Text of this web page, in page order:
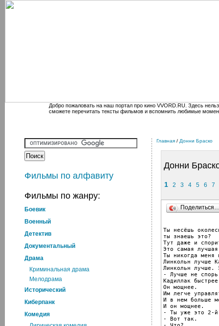
Добро пожаловать на наш портал про кино VVORD.RU. Здесь
сможете перечитать тексты фильмов и вспомнить любимые
Фильмы по алфавиту
Фильмы по жанру:
Боевик
Военный
Детектив
Документальный
Драма
Криминальная драма
Мелодрама
Исторический
Киберпанк
Комедия
Главная / Донни Браско
Донни
1 2 3 4 5 6 7
Ты несёшь
ты знаешь это?
Тут даже и
Это самая
Ты никогда меня
Линкольн лучше
Линкольн лучше.
- Лучше не
Кадиллак
Он мощнее.
Им легче
И в нем больше
И он мощнее.
- Ты уже это 2-й
- Вот так.